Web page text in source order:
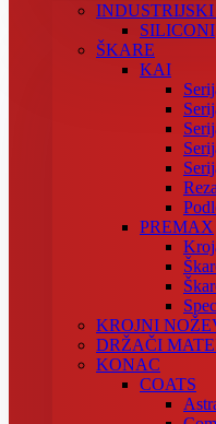
INDUSTRIJSKI
SILICONI
ŠKARE
KAI
PREMAX
KROJNI
DRŽAČI
KONAC
COATS